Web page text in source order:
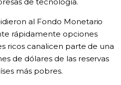
al Fondo Monetario
rápidamente opciones
ricos canalicen parte de una
de dólares de las reservas
más pobres.